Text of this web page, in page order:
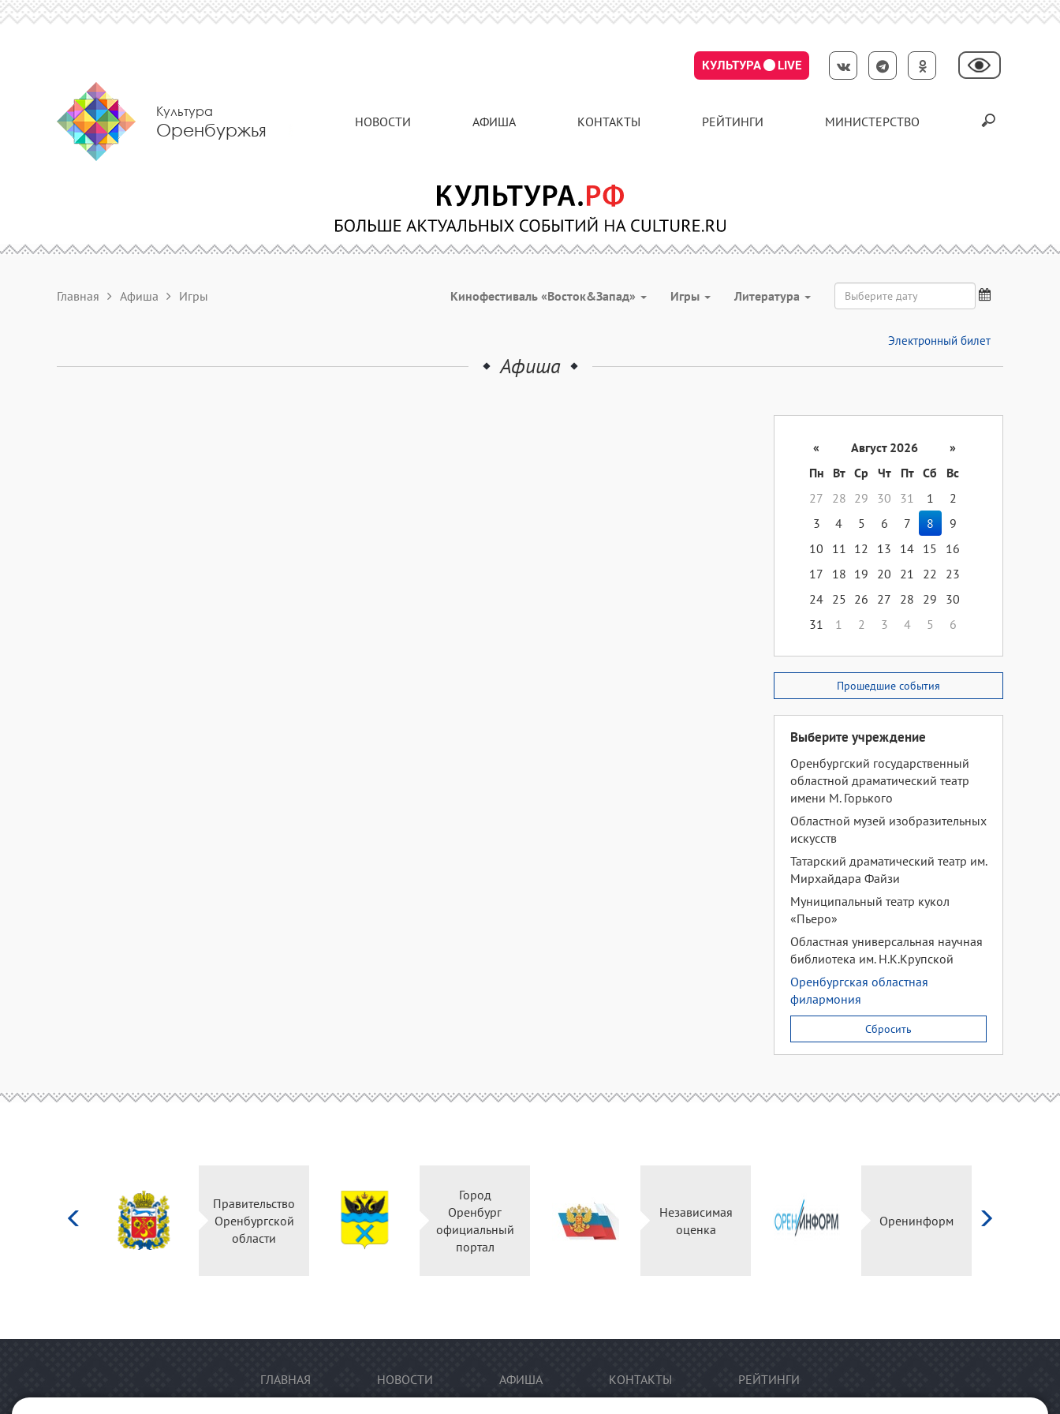
КУЛЬТУРА LIVE
Культура
Оренбуржья НОВОСТИ АФИША КОНТАКТЫ РЕЙТИНГИ МИНИСТЕРСТВО
Главная Афиша Игры Кинофестиваль «Восток&Запад» Игры Литература
Электронный билет
Афиша
« Август 2026
»
Пн
Вт Ср Чт Пт Сб
Вс
27
28 29 30 31 1
2
3
4 5 6 7 8
9
10
11 12 13 14 15
16
17
18 19 20 21 22
23
24 25 26 27 28 29
30
31
1 2 3 4 5 6
Прошедшие события
Выберите учреждение
Оренбургский государственный
областной драматический театр
имени М. Горького
Областной музей изобразительных
искусств
Татарский драматический театр им.
Мирхайдара Файзи
Муниципальный театр кукол
«Пьеро»
Областная универсальная научная
библиотека им. Н.К.Крупской
Оренбургская областная
филармония
Сбросить
Правительство
Оренбургской
области
Город
Оренбург
официальный
портал
Независимая
оценка
Оренинформ
ГЛАВНАЯ НОВОСТИ АФИША КОНТАКТЫ РЕЙТИНГИ